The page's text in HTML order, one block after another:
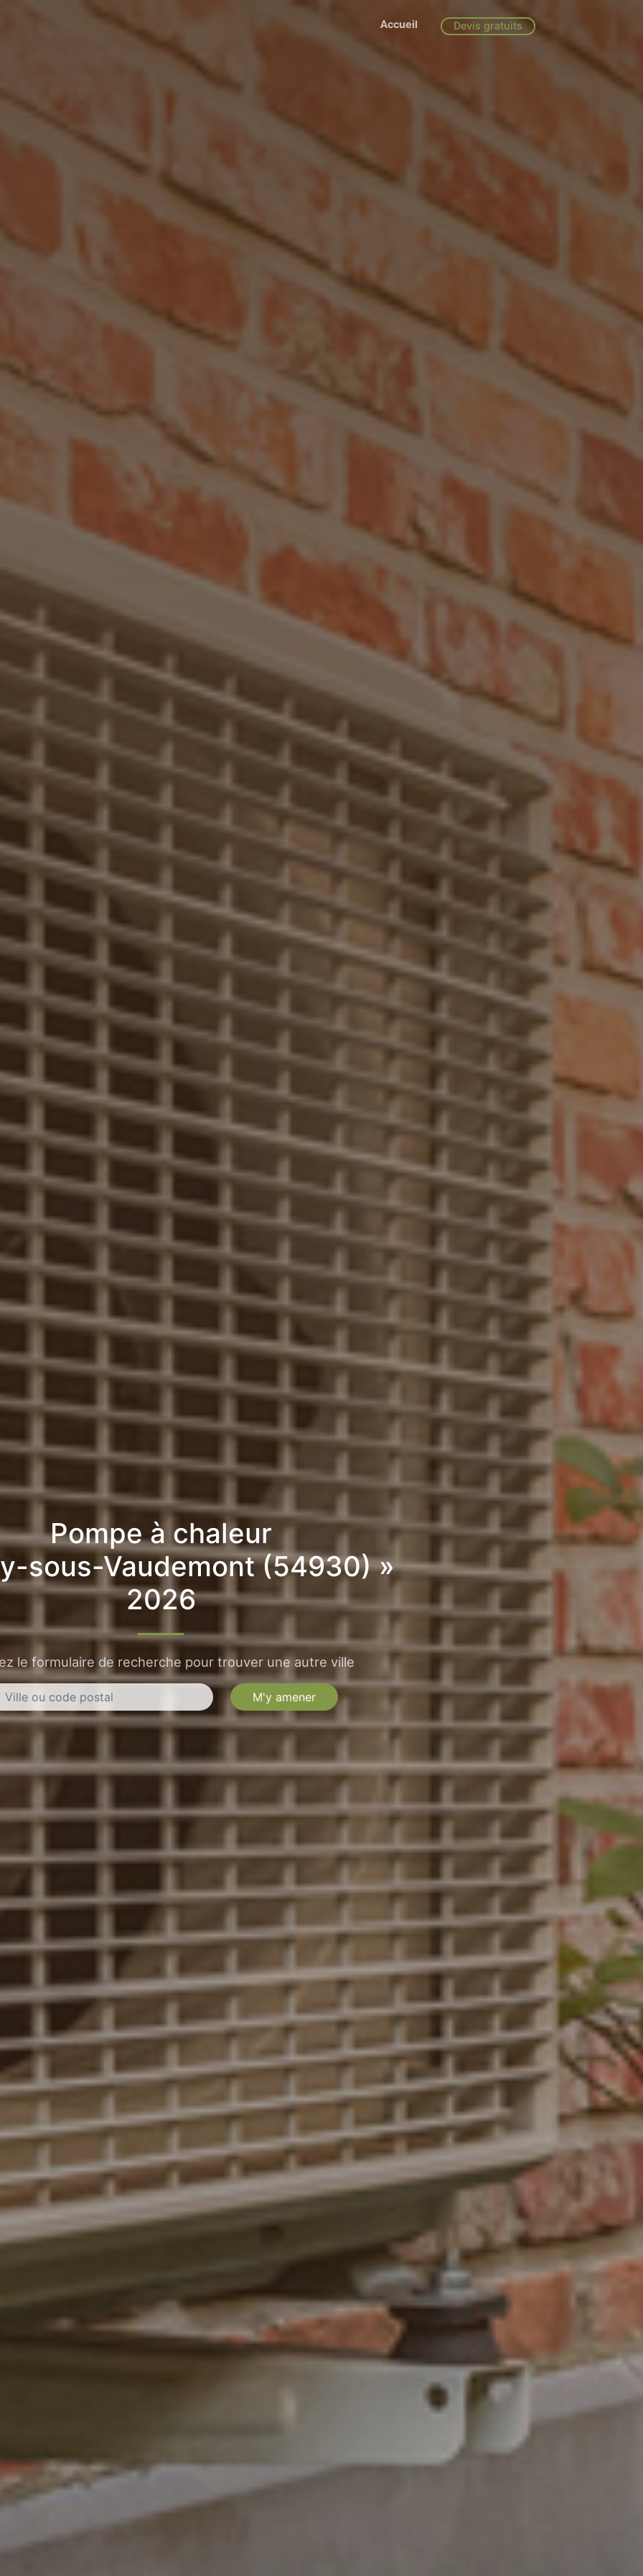
Accueil Devis gratuits
Pompe à chaleur
sous-Vaudemont (54930) »
2026
le formulaire de recherche pour trouver une autre ville
M'y amener